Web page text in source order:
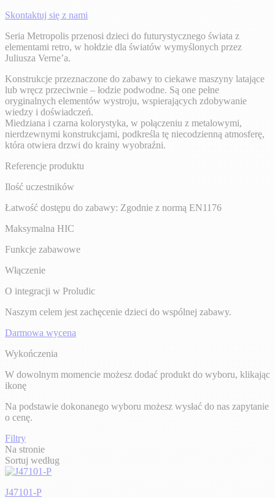
Skontaktuj się z nami
Seria Metropolis przenosi dzieci do futurystycznego świata z
elementami retro, w hołdzie dla światów wymyślonych przez
Juliusza Verne’a.
Konstrukcje przeznaczone do zabawy to ciekawe maszyny latające
lub wręcz przeciwnie – łodzie podwodne. Są one pełne
oryginalnych elementów wystroju, wspierających zdobywanie
wiedzy i doświadczeń.
Miedziana i czarna kolorystyka, w połączeniu z metalowymi,
nierdzewnymi konstrukcjami, podkreśla tę niecodzienną atmosferę,
która otwiera drzwi do krainy wyobraźni.
Referencje produktu
Ilość uczestników
Łatwość dostępu do zabawy: Zgodnie z normą EN1176
Maksymalna HIC
Funkcje zabawowe
Włączenie
O integracji w Proludic
Naszym celem jest zachęcenie dzieci do wspólnej zabawy.
Darmowa wycena
Wykończenia
W dowolnym momencie możesz dodać produkt do wyboru, klikając
ikonę
Na podstawie dokonanego wyboru możesz wysłać do nas zapytanie
o cenę.
Filtry
Na stronie
Sortuj według
J47101-P